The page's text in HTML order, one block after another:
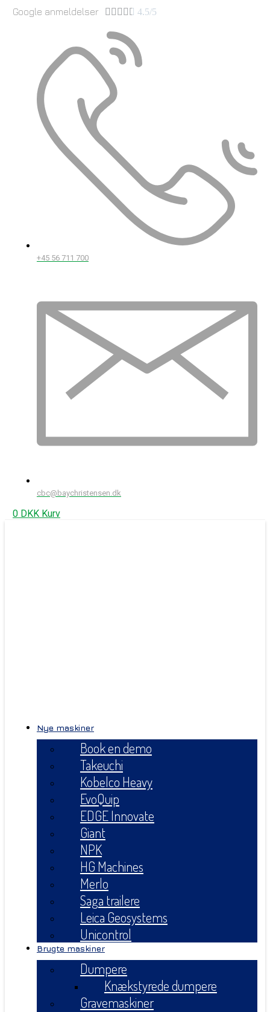
Google anmeldelser      4.5/5
+45 56 711 700
cbc@baychristensen.dk
0 DKK Kurv
Nye maskiner
Book en demo
Takeuchi
Kobelco Heavy
EvoQuip
EDGE Innovate
Giant
NPK
HG Machines
Merlo
Saga trailere
Leica Geosystems
Unicontrol
Brugte maskiner
Dumpere
Knækstyrede dumpere
Gravemaskiner